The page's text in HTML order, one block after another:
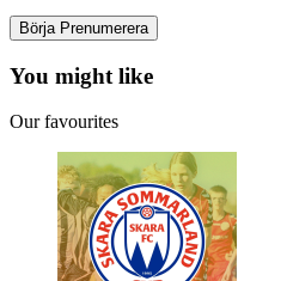
You might like
Our favourites